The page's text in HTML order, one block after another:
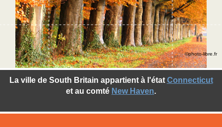
La ville de South Britain appartient à l'état Connecticut
et au comté New Haven.
©photo-libre.fr